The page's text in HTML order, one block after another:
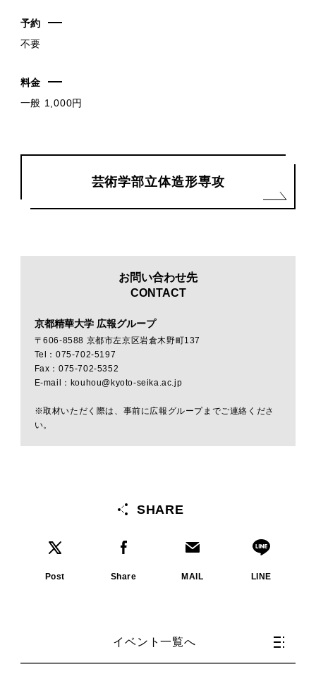
予約
不要
料金
一般 1,000円
芸術学部立体造形専攻
お問い合わせ先
CONTACT
京都精華大学 広報グループ
〒606-8588 京都市左京区岩倉木野町137
Tel：075-702-5197
Fax：075-702-5352
E-mail：kouhou@kyoto-seika.ac.jp
※取材いただく際は、事前に広報グループまでご連絡くださ
い。
SHARE
Post Share MAIL LINE
イベント一覧へ